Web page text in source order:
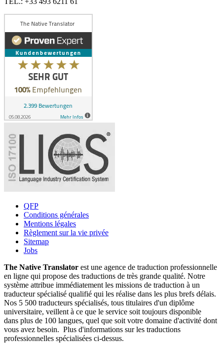
QFP
Conditions générales
Mentions légales
Règlement sur la vie privée
Sitemap
Jobs
The Native Translator est une agence de traduction professionnelle
en ligne qui propose des traductions de très grande qualité. Notre
système attribue immédiatement les missions de traduction à un
traducteur spécialisé qualifié qui les réalise dans les plus brefs délais.
Nos 5 500 traducteurs spécialisés, tous titulaires d'un diplôme
universitaire, veillent à ce que le service soit toujours disponible
dans plus de 100 langues, quel que soit votre domaine d'activité dont
vous avez besoin. Plus d'informations sur les traductions
professionnelles spécialisées ci-dessus.